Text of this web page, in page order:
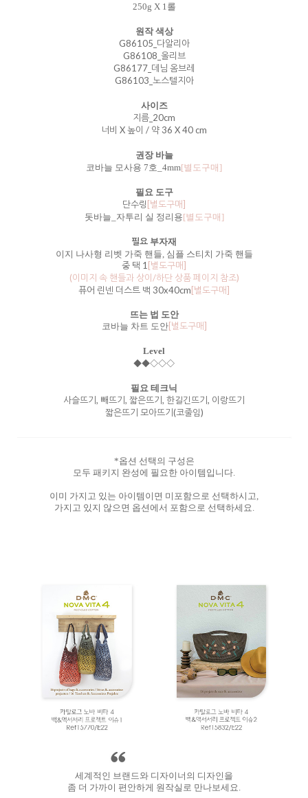
250g X 1롤
원작 색상
G86105_다알리아
G86108_올리브
G86177_데님 옴브레
G86103_노스텔지아
사이즈
지름_20cm
너비 X 높이 / 약 36 X 40 cm
권장 바늘
코바늘 모사용 7호_4mm[별도구매]
필요 도구
단수링[별도구매]
돗바늘_자투리 실 정리용[별도구매]
필요 부자재
이지 나사형 리벳 가죽 핸들, 심플 스티치 가죽 핸들
중 택 1 [별도구매]
(이미지 속 핸들과 상이/하단 상품 페이지 참조)
퓨어 린넨 더스트 백 30x40cm[별도구매]
뜨는 법 도안
코바늘 차트 도안[별도구매]
Level
◆◆◇◇◇
필요 테크닉
사슬뜨기, 빼뜨기, 짧은뜨기, 한길긴뜨기, 이랑뜨기
짧은뜨기 모아뜨기(코줄임)
*옵션 선택의 구성은
모두 패키지 완성에 필요한 아이템입니다.
이미 가지고 있는 아이템이면 미포함으로 선택하시고,
가지고 있지 않으면 옵션에서 포함으로 선택하세요.
세계적인 브랜드와 디자이너의 디자인을
좀 더 가까이 편안하게 원작실로 만나보세요.